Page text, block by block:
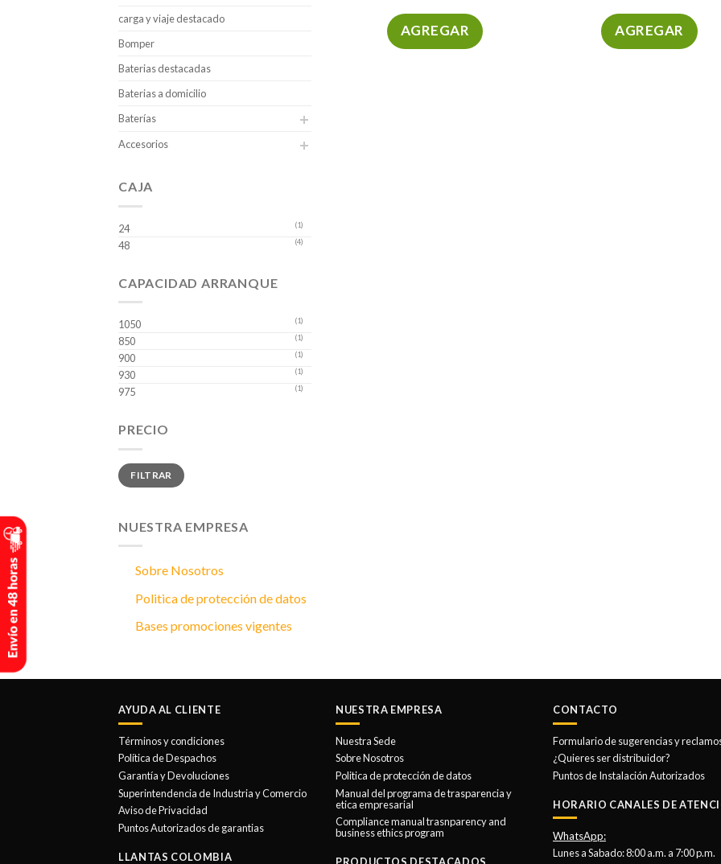
carga y viaje destacado
Bomper
Baterias destacadas
Baterias a domicilio
Baterías
Accesorios
CAJA
24 (1)
48 (4)
CAPACIDAD ARRANQUE
1050 (1)
850 (1)
900 (1)
930 (1)
975 (1)
PRECIO
Precio
mínimo
Precio
máximo
FILTRAR
NUESTRA EMPRESA
Sobre Nosotros
Politica de protección de datos
Bases promociones vigentes
AGREGAR AGREGAR
AYUDA AL CLIENTE
Términos y condiciones
Política de Despachos
Garantía y Devoluciones
Superintendencia de Industria y Comercio
Aviso de Privacidad
Puntos Autorizados de garantias
LLANTAS COLOMBIA
NUESTRA EMPRESA
Nuestra Sede
Sobre Nosotros
Politica de protección de datos
Manual del programa de trasparencia y
etica empresarial
Compliance manual trasnparency and
business ethics program
CONTACTO
Formulario de sugerencias y
¿Quieres ser distribuidor?
Puntos de Instalación Autorizados
HORARIO CANALES DE
WhatsApp:
Lunes a Sabado: 8:00 a.m. a 7:00 p.m.